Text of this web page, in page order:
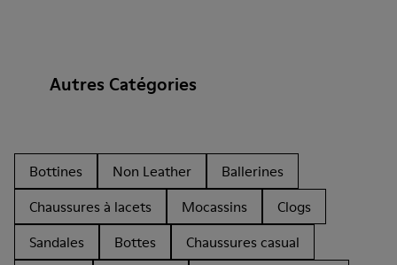
Autres Catégories
Bottines Non Leather
Ballerines
Chaussures à lacets
Mocassins
Clogs
Sandales
Bottes
Chaussures casual